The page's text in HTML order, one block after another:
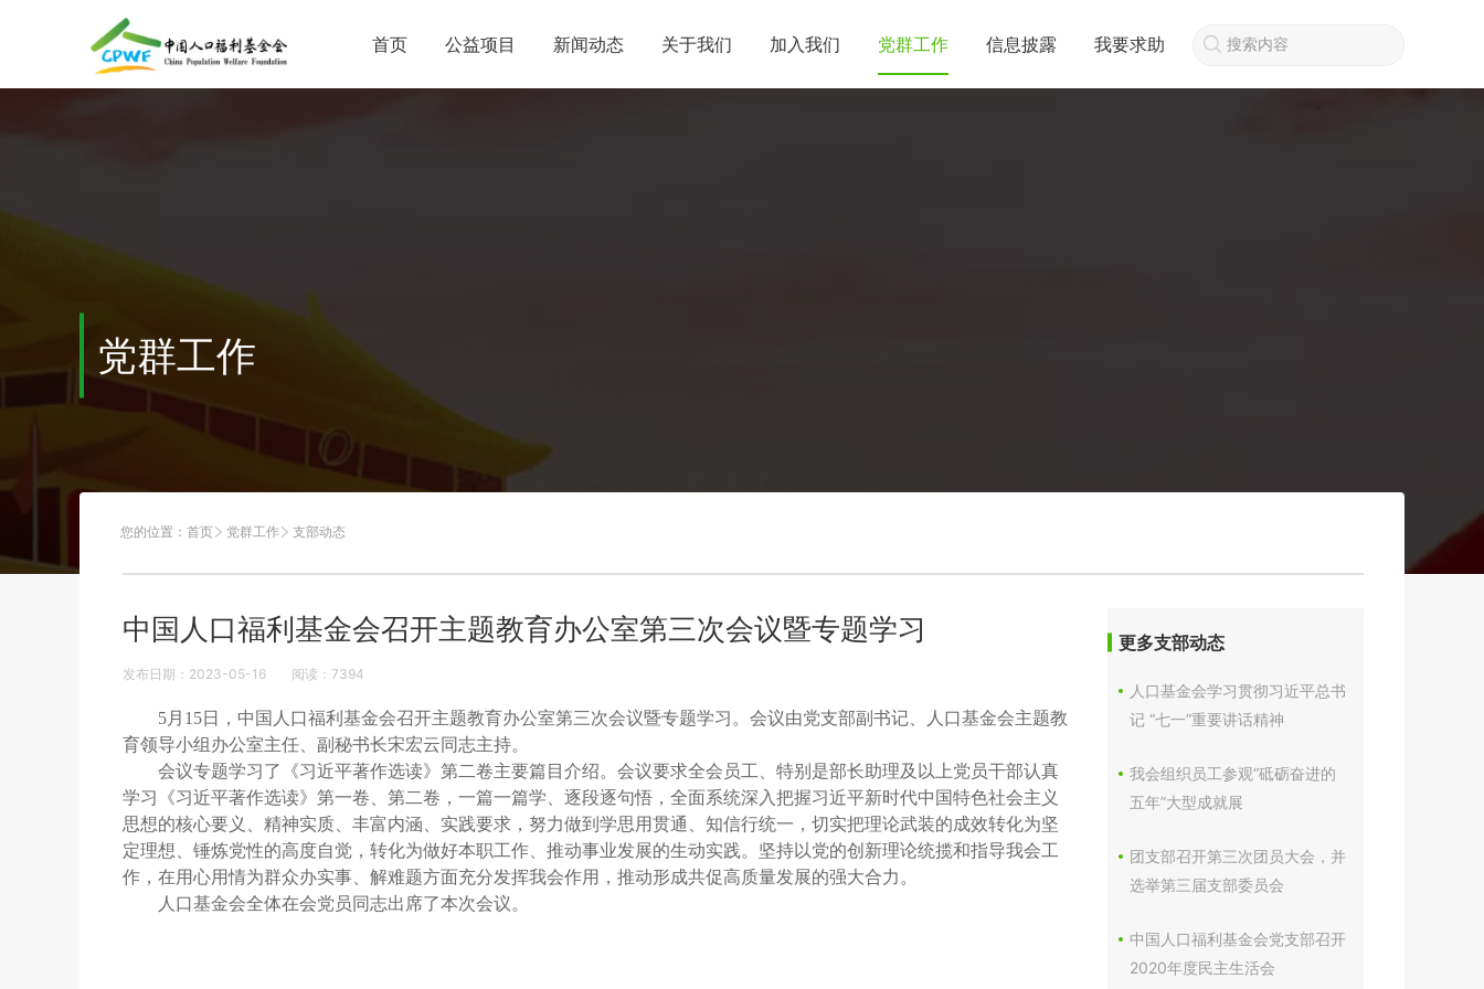
首页 公益项目 新闻动态 关于我们 加入我们 党群工作 信息披露 我要求助
党群工作
您的位置： 首页 党群工作 支部动态
中国人口福利基金会召开主题教育办公室第三次会议暨专题学习
发布日期：2023-05-16 阅读： 7394
5月15日，中国人口福利基金会召开主题教育办公室第三次会议暨专题学习。会议由党支部副书记、人口基金会主题教
育领导小组办公室主任、副秘书长宋宏云同志主持。
会议专题学习了《习近平著作选读》第二卷主要篇目介绍。会议要求全会员工、特别是部长助理及以上党员干部认真
学习《习近平著作选读》第一卷、第二卷，一篇一篇学、逐段逐句悟，全面系统深入把握习近平新时代中国特色社会主义
思想的核心要义、精神实质、丰富内涵、实践要求，努力做到学思用贯通、知信行统一，切实把理论武装的成效转化为坚
定理想、锤炼党性的高度自觉，转化为做好本职工作、推动事业发展的生动实践。坚持以党的创新理论统揽和指导我会工
作，在用心用情为群众办实事、解难题方面充分发挥我会作用，推动形成共促高质量发展的强大合力。
人口基金会全体在会党员同志出席了本次会议。
更多支部动态
人口基金会学习贯彻习近平总书
记 “七一”重要讲话精神
我会组织员工参观“砥砺奋进的
五年”大型成就展
团支部召开第三次团员大会，并
选举第三届支部委员会
中国人口福利基金会党支部召开
2020年度民主生活会